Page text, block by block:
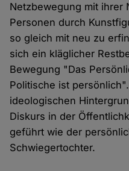
Netzbewegung mit ihrer
Personen durch
so gleich mit neu zu
sich ein kläglicher
Bewegung "Das
Politische ist
ideologischen
Diskurs in der
geführt wie der
Schwiegertochter.